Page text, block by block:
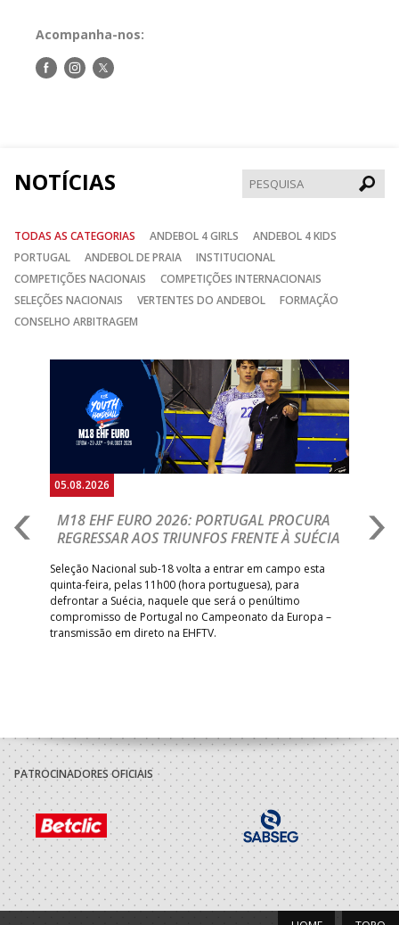
Acompanha-nos:
Siga-Siga-Siga-
NOTÍCIAS
TODAS AS CATEGORIAS ANDEBOL 4 GIRLS
ANDEBOL 4 KIDS
PORTUGAL
ANDEBOL DE PRAIA
INSTITUCIONAL
COMPETIÇÕES NACIONAIS
COMPETIÇÕES INTERNACIONAIS
SELEÇÕES NACIONAIS
VERTENTES DO ANDEBOL
FORMAÇÃO
CONSELHO ARBITRAGEM
05.08.2026
M18 EHF EURO 2026: PORTUGAL PROCURA
REGRESSAR AOS TRIUNFOS FRENTE À SUÉCIA
Seleção Nacional sub-18 volta a entrar em campo esta
quinta-feira, pelas 11h00 (hora portuguesa), para
defrontar a Suécia, naquele que será o penúltimo
compromisso de Portugal no Campeonato da Europa –
transmissão em direto na EHFTV.
PATROCINADORES OFICIAIS